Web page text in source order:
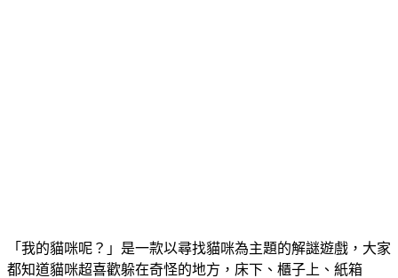
「我的貓咪呢？」是一款以尋找貓咪為主題的解謎遊戲，大家
都知道貓咪超喜歡躲在奇怪的地方，床下、櫃子上、紙箱